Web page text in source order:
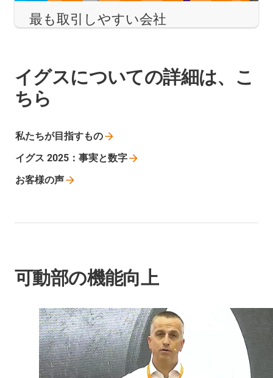
最も取引しやすい会社
イグスについての詳細は、こ
ちら
私たちが目指すもの
イグス 2025：事実と数字
お客様の声
可動部の機能向上